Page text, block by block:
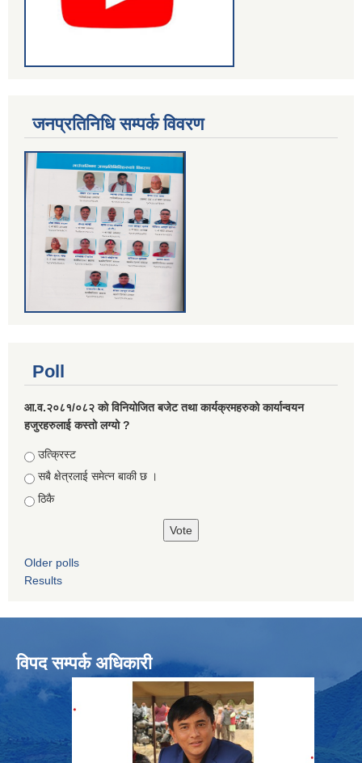
जनप्रतिनिधि सम्पर्क विवरण
Poll
आ.व.२०८१/०८२ को विनियोजित बजेट तथा कार्यक्रमहरुको कार्यान्वयन
हजुरहरुलाई कस्तो लग्यो ?
Choices
उत्क्रिस्ट
सबै क्षेत्रलाई समेत्न बाकी छ ।
ठिकै
Older polls
Results
विपद सम्पर्क अधिकारी